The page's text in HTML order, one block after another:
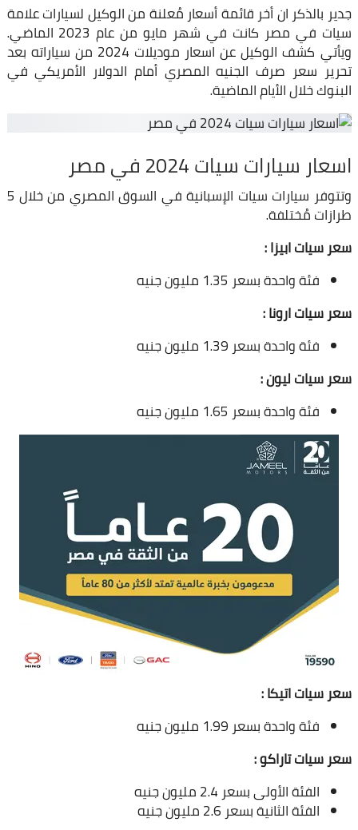
جدير بالذكر ان أخر قائمة أسعار مُعلنة من الوكيل لسيارات علامة
سيات في مصر كانت في شهر مايو من عام 2023 الماضي.
ويأتي كشف الوكيل عن اسعار موديلات 2024 من سياراته بعد
تحرير سعر صرف الجنيه المصري أمام الدولار الأمريكي في
البنوك خلال الأيام الماضية.
اسعار سيارات سيات 2024 في مصر
وتتوفر سيارات سيات الإسبانية في السوق المصري من خلال 5
طرازات مُختلفة.
سعر سيات ابيزا :
فئة واحدة بسعر 1.35 مليون جنيه
سعر سيات ارونا :
فئة واحدة بسعر 1.39 مليون جنيه
سعر سيات ليون :
فئة واحدة بسعر 1.65 مليون جنيه
سعر سيات اتيكا :
فئة واحدة بسعر 1.99 مليون جنيه
سعر سيات تاراكو :
الفئة الأولى بسعر 2.4 مليون جنيه
الفئة الثانية بسعر 2.6 مليون جنيه